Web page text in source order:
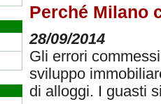
Perché Milano
28/09/2014
Gli errori
sviluppo
di alloggi. I guasti